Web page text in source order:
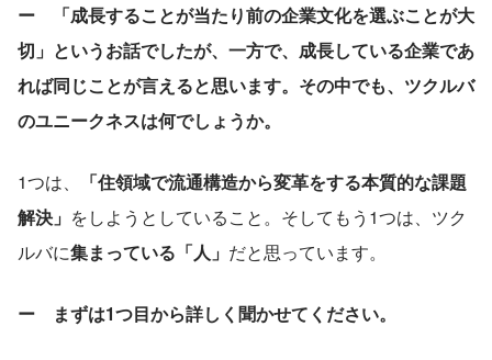
ー　「成長することが当たり前の企業文化を選ぶことが大
切」というお話でしたが、一方で、成長している企業であ
れば同じことが言えると思います。その中でも、ツクルバ
のユニークネスは何でしょうか。
1つは、
「住領域で流通構造から変革をする本質的な課題
解決」 をしようとしていること。そしてもう1つは、ツク
ルバに集まっている「人」 だと思っています。
ー　まずは1つ目から詳しく聞かせてください。